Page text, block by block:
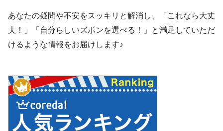
あなたの疑問や不安をスッキリと解消し、「これなら大丈
夫！」「自分らしいズボンを選べる！」と満足していただ
けるような情報をお届けします♪